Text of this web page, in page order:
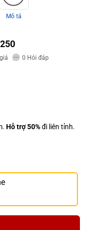
Mô tả
0 Hỏi đáp
Hỗ trợ 50%đi liên tỉnh.